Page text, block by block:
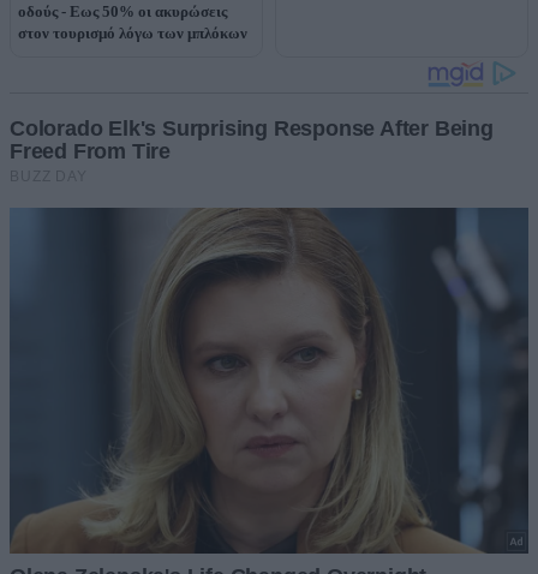
οδούς - Eως 50% οι ακυρώσεις
στον τουρισμό λόγω των μπλόκων